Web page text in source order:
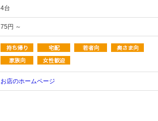
4台
75円 ～
お店のホームページ